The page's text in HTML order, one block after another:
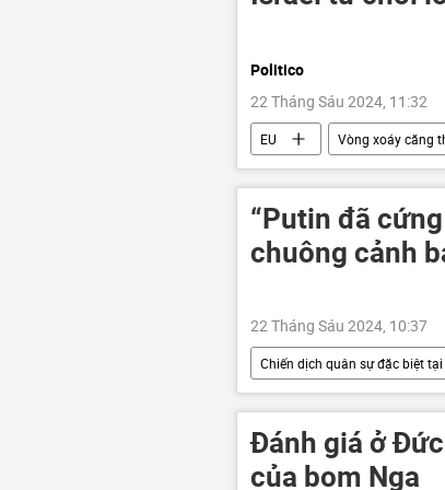
Politico
22 Tháng Sáu 2024, 11:32
EU Vòng xoáy căng
Thế giới
xung đột
“Putin đã
chuông cảnh
22 Tháng Sáu 2024, 10:37
Chiến dịch quân sự đặc biệt
Thế giới
Vladimir
Đánh giá ở
của bom Nga